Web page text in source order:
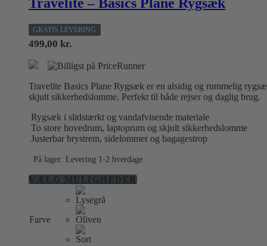
GRATIS LEVERING
499,00 kr.
Travelite Basics Plane Rygsæk er en alsidig og rummelig
skjult sikkerhedslomme. Perfekt til både rejser og daglig brug.
Rygsæk i slidstærkt og vandafvisende materiale
To store hovedrum, laptoprum og skjult sikkerhedslomme
Justerbar brystrem, sidelommer og bagagestrop
På lager: Levering 1-2 hverdage
VÆLG MULIGHEDERDette
Farve